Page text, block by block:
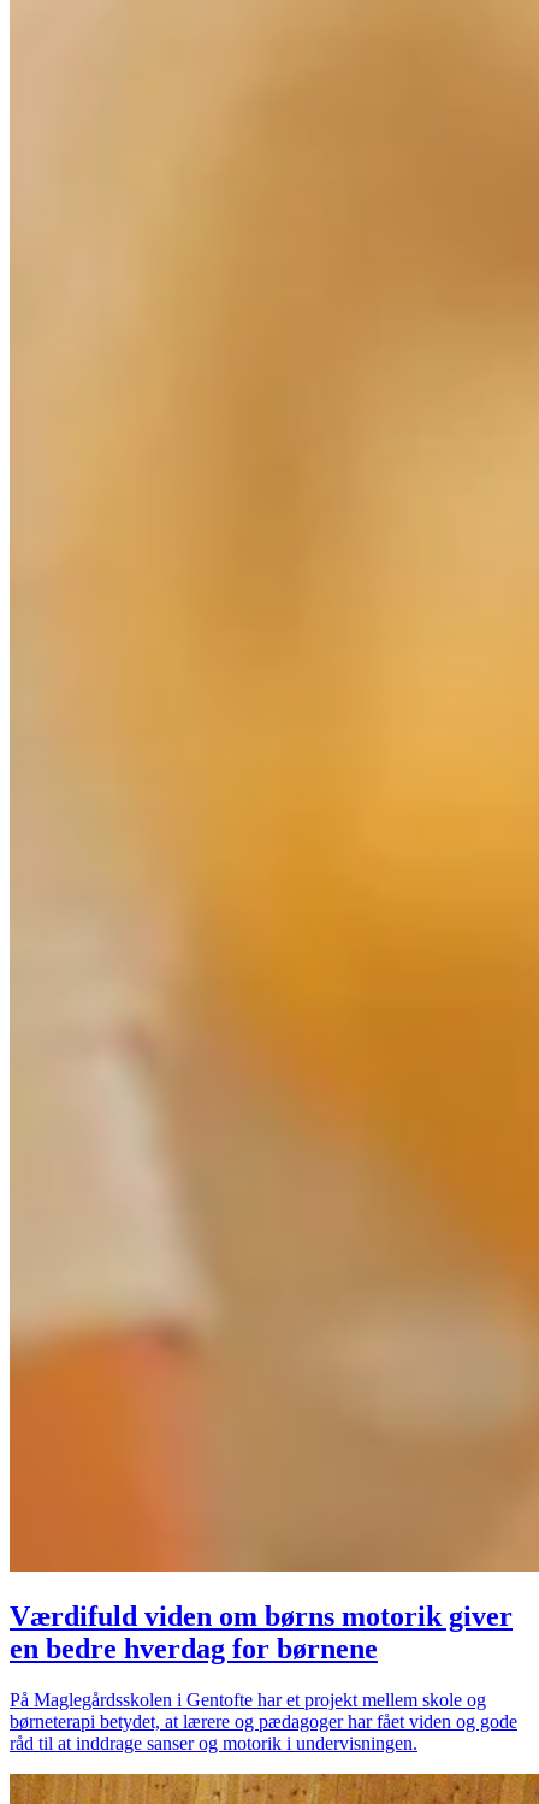
Værdifuld viden om børns motorik giver
en bedre hverdag for børnene
På Maglegårdsskolen i Gentofte har et projekt mellem skole og
børneterapi betydet, at lærere og pædagoger har fået viden og gode
råd til at inddrage sanser og motorik i undervisningen.